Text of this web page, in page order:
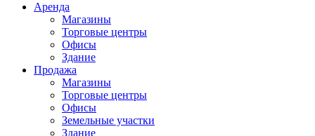
Аренда
Магазины
Торговые центры
Офисы
Здание
Продажа
Магазины
Торговые центры
Офисы
Земельные участки
Здание